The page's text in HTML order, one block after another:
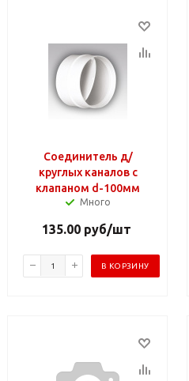
Соединитель д/
круглых каналов с
клапаном d-100мм
Много
135.00руб/шт
В КОРЗИНУ